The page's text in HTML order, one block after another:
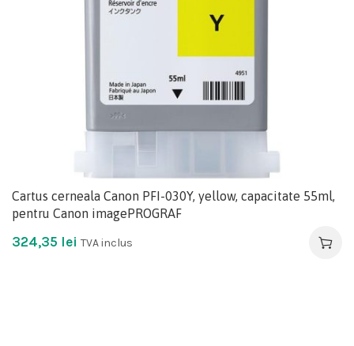
Cartus cerneala Canon PFI-030Y, yellow, capacitate 55ml,
pentru Canon imagePROGRAF
324,35 lei TVA inclus